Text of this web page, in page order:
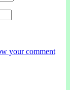
your comment